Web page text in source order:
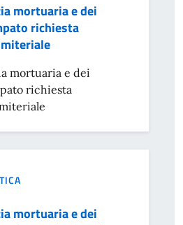
mortuaria e dei
richiesta
mortuaria e dei
richiesta
mortuaria e dei